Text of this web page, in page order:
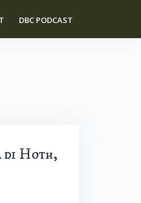
DBC PODCAST
di Hoth,